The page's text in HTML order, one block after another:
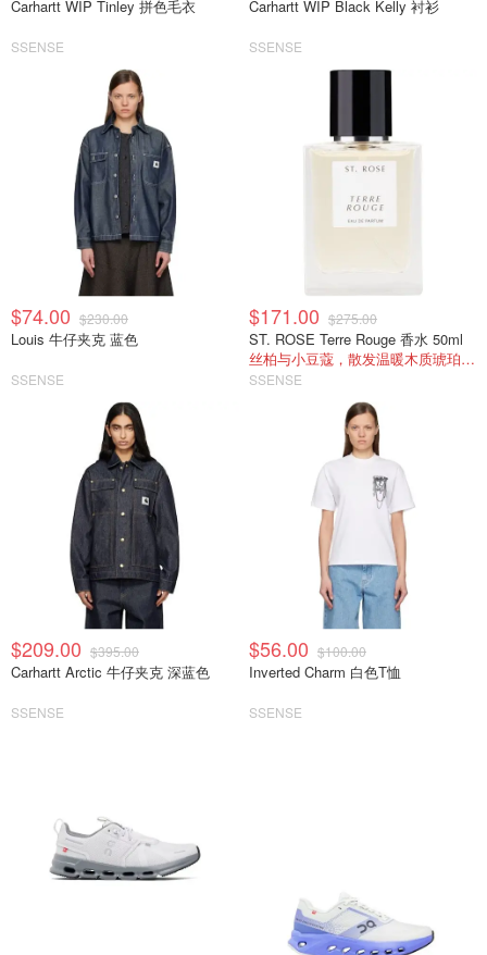
Carhartt WIP Tinley 拼色毛衣
SSENSE
Carhartt WIP Black Kelly 衬衫
SSENSE
$74.00 $230.00
Louis 牛仔夹克 蓝色
SSENSE
$171.00 $275.00
ST. ROSE Terre Rouge 香水 50ml
丝柏与小豆蔻，散发温暖木质琥珀香。
SSENSE
$209.00 $395.00
Carhartt Arctic 牛仔夹克 深蓝色
SSENSE
$56.00 $100.00
Inverted Charm 白色T恤
SSENSE